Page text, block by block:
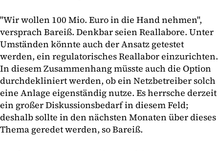
"Wir wollen 100 Mio. Euro in die Hand nehmen",
versprach Bareiß. Denkbar seien Reallabore. Unter
Umständen könnte auch der Ansatz getestet
werden, ein regulatorisches Reallabor einzurichten.
In diesem Zusammenhang müsste auch die Option
durchdekliniert werden, ob ein Netzbetreiber solch
eine Anlage eigenständig nutze. Es herrsche derzeit
ein großer Diskussionsbedarf in diesem Feld;
deshalb sollte in den nächsten Monaten über dieses
Thema geredet werden, so Bareiß.